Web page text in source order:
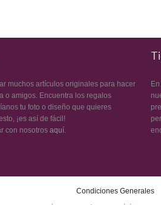
muchos artículos originales para hacer
o amigos. Encuentra los regalos
tu foto o diseño que quieres
¡es así de fácil!
con nosotros aquí.
En
Condiciones Generales